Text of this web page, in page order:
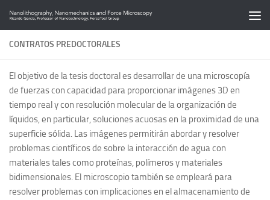
Saltar al contenido
CONTRATOS PREDOCTORALES
El objetivo de la tesis doctoral es desarrollar de una microscopía
de fuerzas con capacidad para proporcionar imágenes 3D en
tiempo real y con resolución molecular de la organización de
líquidos, en particular, soluciones acuosas en la proximidad de una
superficie sólida. Las imágenes permitirán abordar y resolver
problemas científicos de sobre la interacción de agua con
materiales tales como proteínas, polímeros y materiales
bidimensionales. El microscopio también se empleará para
resolver problemas con implicaciones en el almacenamiento de